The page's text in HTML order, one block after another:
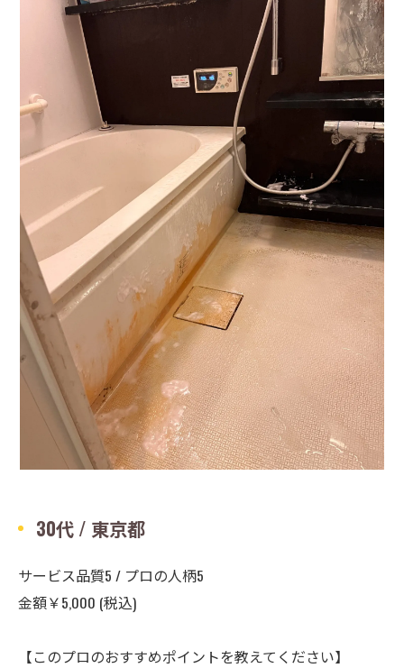
30代 / 東京都
サービス品質5 / プロの人柄5
金額￥5,000 (税込)
【このプロのおすすめポイントを教えてください】